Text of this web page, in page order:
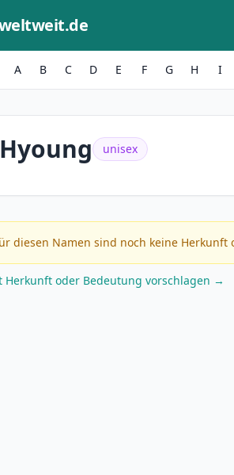
A B C D E F G H I
Hyoung unisex
diesen Namen sind noch keine
Herkunft oder Bedeutung vorschlagen →